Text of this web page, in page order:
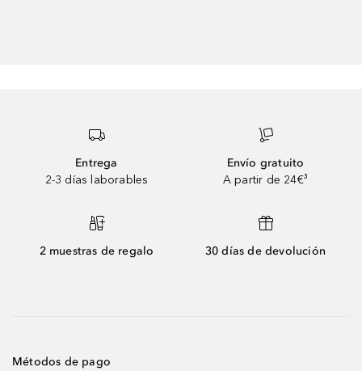
Entrega
2-3 días laborables
Envío gratuito
A partir de 24€³
2 muestras de regalo 30 días de devolución
Métodos de pago